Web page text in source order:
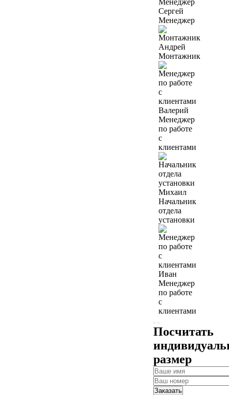
Сергей
Менеджер
Андрей
Монтажник
Валерий
Менеджер
по работе
с
клиентами
Михаил
Начальник
отдела
установки
Иван
Менеджер
по работе
с
клиентами
Посчитать
размер
Заказать